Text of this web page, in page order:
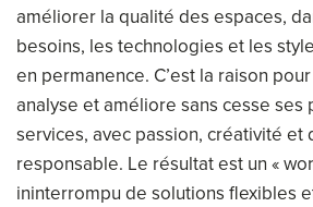
améliorer la qualité des espaces,
besoins, les technologies et les
en permanence. C’est la raison
analyse et améliore sans cesse ses
services, avec passion, créativité et
responsable. Le résultat est un «
ininterrompu de solutions flexibles